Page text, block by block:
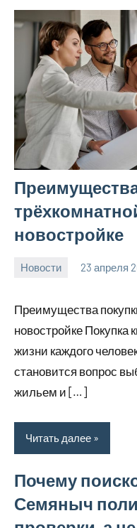
новостройке
Новости 23 апреля
Преимущества
новостройке Покупка
жизни каждого
становится вопрос
жильем и […]
Читать далее
Почему
Семяныч